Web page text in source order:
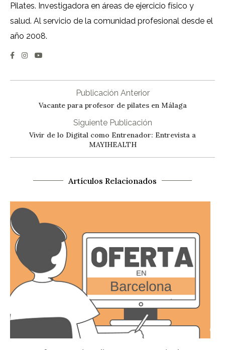
Pilates. Investigadora en áreas de ejercicio físico y
salud. Al servicio de la comunidad profesional desde el
año 2008.
Publicación Anterior
Vacante para profesor de pilates en Málaga
Siguiente Publicación
Vivir de lo Digital como Entrenador: Entrevista a
MAYIHEALTH
Artículos Relacionados